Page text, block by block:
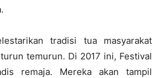
tradisi tua masyarakat
temurun. Di 2017 ini, Festival
remaja. Mereka akan tampil